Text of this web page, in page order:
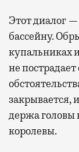
Этот диалог
бассейну.
купальниках
не
закрывается,
держа головы
королевы.